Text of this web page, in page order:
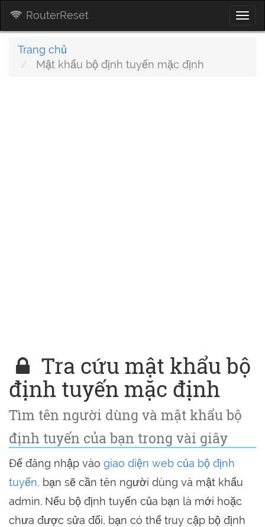
RouterReset
Trang chủ
Mật khẩu bộ định tuyến mặc định
Tra cứu mật khẩu bộ
định tuyến mặc định
Tìm tên người dùng và mật khẩu bộ
định tuyến của bạn trong vài giây
Để đăng nhập vào giao diện web của bộ định
tuyến, bạn sẽ cần tên người dùng và mật khẩu
admin. Nếu bộ định tuyến của bạn là mới hoặc
chưa được sửa đổi, bạn có thể truy cập bộ định